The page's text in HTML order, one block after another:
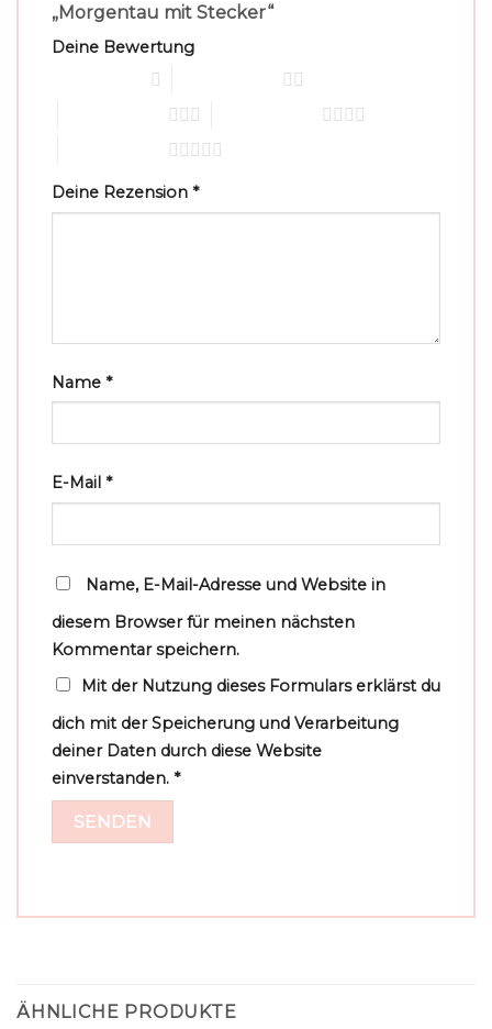
„Morgentau mit Stecker“
Deine Bewertung
Deine Rezension *
Name *
E-Mail *
Name, E-Mail-Adresse und Website in
diesem Browser für meinen nächsten
Kommentar speichern.
Mit der Nutzung dieses Formulars erklärst du
dich mit der Speicherung und Verarbeitung
deiner Daten durch diese Website
einverstanden. *
ÄHNLICHE PRODUKTE